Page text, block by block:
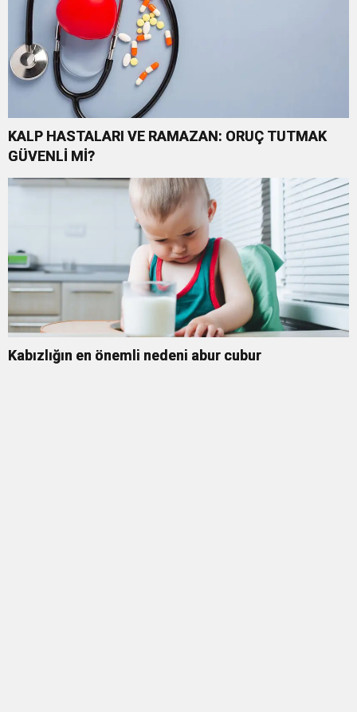
KALP HASTALARI VE RAMAZAN: ORUÇ TUTMAK
GÜVENLİ Mİ?
Kabızlığın en önemli nedeni abur cubur